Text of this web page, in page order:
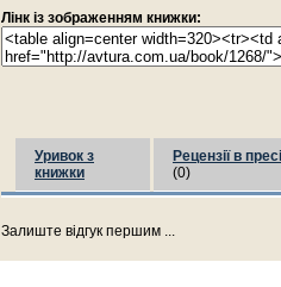
Лінк із зображенням книжки:
Уривок з
книжки
Рецензії в пресі
(0)
Залиште відгук першим ...